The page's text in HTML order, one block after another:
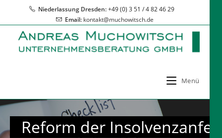
Niederlassung Dresden:+49 (0) 3 51 / 4 82 46 29
Email: kontakt@muchowitsch.de
Menü
Reform der